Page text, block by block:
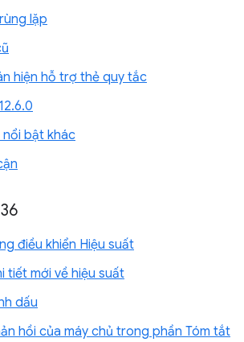
lặp
hiện hỗ trợ thẻ quy tắc
nổi bật khác
điều khiển Hiệu suất
tiết mới về hiệu suất
dấu
hồi của máy chủ trong phần Tóm tắt